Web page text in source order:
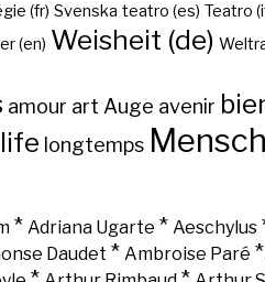
(fr) Svenska teatro (es) Teatro
(en) Weisheit (de)
amour art Auge avenir
life longtemps Mensch
* Adriana Ugarte * Aeschylus
Daudet * Ambroise Paré *